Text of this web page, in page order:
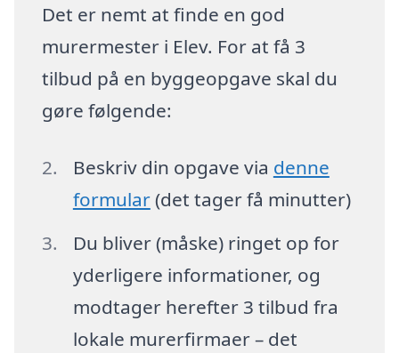
Det er nemt at finde en god
murermester i Elev. For at få 3
tilbud på en byggeopgave skal du
gøre følgende:
Beskriv din opgave via denne
formular(det tager få minutter)
Du bliver (måske) ringet op for
yderligere informationer, og
modtager herefter 3 tilbud fra
lokale murerfirmaer – det